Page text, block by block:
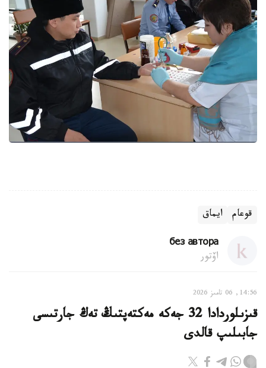
قوعام ايماق
без автора
اۆتور
14:56, 06 تامىز 2026
قىزىلوردادا 32 جەكە مەكتەپتىڭ تەڭ جارتىسى
جابىلىپ قالدى